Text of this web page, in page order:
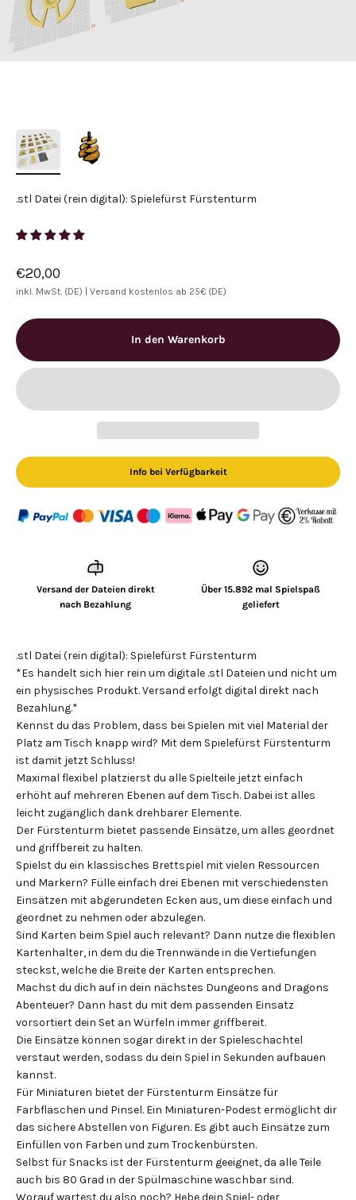
.stl Datei (rein digital): Spielefürst Fürstenturm
Angebot
€20,00
inkl. MwSt. (DE) | Versand kostenlos ab 25€ (DE)
In den Warenkorb
Info bei Verfügbarkeit
Versand der Dateien direkt
nach Bezahlung
Über 15.892 mal Spielspaß
geliefert
.stl Datei (rein digital): Spielefürst Fürstenturm
*Es handelt sich hier rein um digitale .stl Dateien und nicht um
ein physisches Produkt. Versand erfolgt digital direkt nach
Bezahlung.*
Kennst du das Problem, dass bei Spielen mit viel Material der
Platz am Tisch knapp wird? Mit dem Spielefürst Fürstenturm
ist damit jetzt Schluss!
Maximal flexibel platzierst du alle Spielteile jetzt einfach
erhöht auf mehreren Ebenen auf dem Tisch. Dabei ist alles
leicht zugänglich dank drehbarer Elemente.
Der Fürstenturm bietet passende Einsätze, um alles geordnet
und griffbereit zu halten.
Spielst du ein klassisches Brettspiel mit vielen Ressourcen
und Markern? Fülle einfach drei Ebenen mit verschiedensten
Einsätzen mit abgerundeten Ecken aus, um diese einfach und
geordnet zu nehmen oder abzulegen.
Sind Karten beim Spiel auch relevant? Dann nutze die flexiblen
Kartenhalter, in dem du die Trennwände in die Vertiefungen
steckst, welche die Breite der Karten entsprechen.
Machst du dich auf in dein nächstes Dungeons and Dragons
Abenteuer? Dann hast du mit dem passenden Einsatz
vorsortiert dein Set an Würfeln immer griffbereit.
Die Einsätze können sogar direkt in der Spieleschachtel
verstaut werden, sodass du dein Spiel in Sekunden aufbauen
kannst.
Für Miniaturen bietet der Fürstenturm Einsätze für
Farbflaschen und Pinsel. Ein Miniaturen-Podest ermöglicht dir
das sichere Abstellen von Figuren. Es gibt auch Einsätze zum
Einfüllen von Farben und zum Trockenbürsten.
Selbst für Snacks ist der Fürstenturm geeignet, da alle Teile
auch bis 80 Grad in der Spülmaschine waschbar sind.